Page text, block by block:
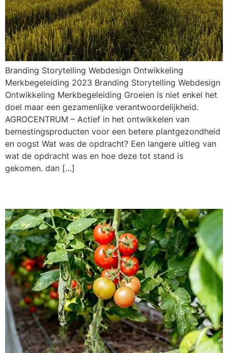
Branding Storytelling Webdesign Ontwikkeling
Merkbegeleiding 2023 Branding Storytelling Webdesign
Ontwikkeling Merkbegeleiding Groeien is niet enkel het
doel maar een gezamenlijke verantwoordelijkheid.
AGROCENTRUM – Actief in het ontwikkelen van
bemestingsproducten voor een betere plantgezondheid
en oogst Wat was de opdracht? Een langere uitleg van
wat de opdracht was en hoe deze tot stand is
gekomen. dan […]